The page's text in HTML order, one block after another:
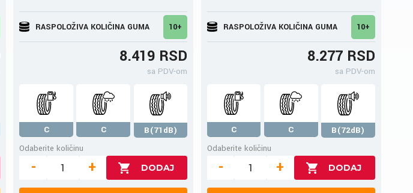
RASPOLOŽIVA KOLIČINA GUMA 10+
8.419 RSD
sa PDV-om
C C
B(71dB)
Odaberite količinu
- +
RASPOLOŽIVA KOLIČINA GUMA 10+
8.277 RSD
sa PDV-om
C C
B(72dB)
Odaberite količinu
- +